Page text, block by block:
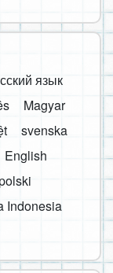
язык
Magyar
svenska
English
Indonesia